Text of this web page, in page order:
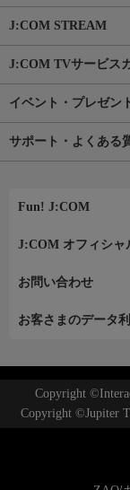
J:COM STREAM
J:COM TVサービス
イベント・プレゼン
サポート・よくある
Fun! J:COM
J:COM オフィシャ
お問い合わせ
お客さまのデータ
Copyright
Copyright ©Jupiter